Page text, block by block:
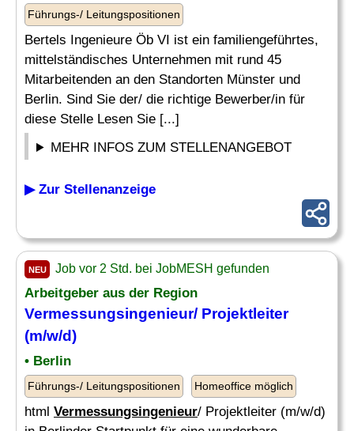
Führungs-/ Leitungspositionen
Bertels Ingenieure Öb VI ist ein familiengeführtes,
mittelständisches Unternehmen mit rund 45
Mitarbeitenden an den Standorten Münster und
Berlin. Sind Sie der/ die richtige Bewerber/in für
diese Stelle Lesen Sie [...]
MEHR INFOS ZUM STELLENANGEBOT
▶ Zur Stellenanzeige
NEU Job vor 2 Std. bei JobMESH gefunden
Arbeitgeber aus der Region
Vermessungsingenieur/ Projektleiter
(m/w/d)
• Berlin
Führungs-/ Leitungspositionen Homeoffice möglich
html Vermessungsingenieur/ Projektleiter (m/w/d)